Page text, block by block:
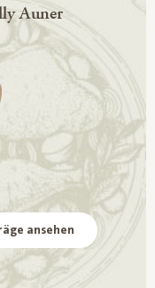
Auner
ansehen